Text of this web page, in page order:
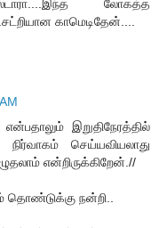
லோகத்த
காமெடிதேன்....
இறுதிநேரத்தில்
செய்யவியலாது
என்றிருக்கிறேன்.//
தொண்டுக்கு நன்றி..